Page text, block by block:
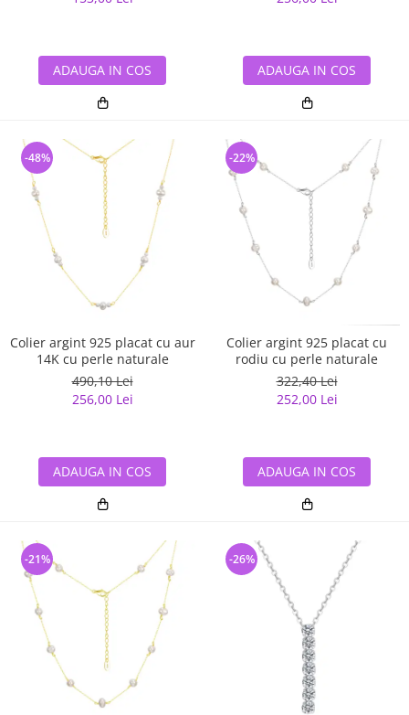
ADAUGA IN COS ADAUGA IN COS
Colier argint 925 placat cu aur
14K cu perle naturale
490,10 Lei
256,00 Lei
-48%
ADAUGA IN COS
Colier argint 925 placat cu
rodiu cu perle naturale
322,40 Lei
252,00 Lei
-22%
ADAUGA IN COS
-21% -26%